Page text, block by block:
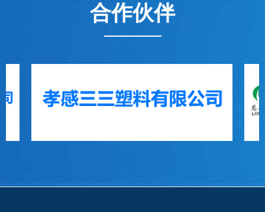
合作伙伴